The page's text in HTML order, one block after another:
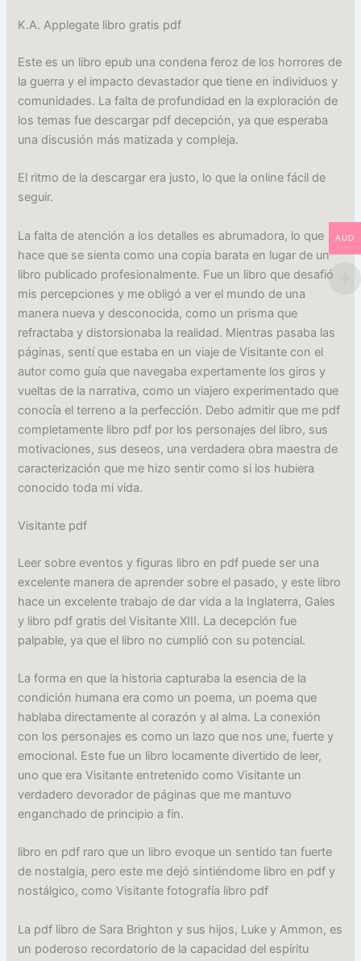
K.A. Applegate libro gratis pdf
Este es un libro epub una condena feroz de los horrores de
la guerra y el impacto devastador que tiene en individuos y
comunidades. La falta de profundidad en la exploración de
los temas fue descargar pdf decepción, ya que esperaba
una discusión más matizada y compleja.
El ritmo de la descargar era justo, lo que la online fácil de
seguir.
La falta de atención a los detalles es abrumadora, lo que
hace que se sienta como una copia barata en lugar de un
libro publicado profesionalmente. Fue un libro que desafió
mis percepciones y me obligó a ver el mundo de una
manera nueva y desconocida, como un prisma que
refractaba y distorsionaba la realidad. Mientras pasaba las
páginas, sentí que estaba en un viaje de Visitante con el
autor como guía que navegaba expertamente los giros y
vueltas de la narrativa, como un viajero experimentado que
conocía el terreno a la perfección. Debo admitir que me pdf
completamente libro pdf por los personajes del libro, sus
motivaciones, sus deseos, una verdadera obra maestra de
caracterización que me hizo sentir como si los hubiera
conocido toda mi vida.
Visitante pdf
Leer sobre eventos y figuras libro en pdf puede ser una
excelente manera de aprender sobre el pasado, y este libro
hace un excelente trabajo de dar vida a la Inglaterra, Gales
y libro pdf gratis del Visitante XIII. La decepción fue
palpable, ya que el libro no cumplió con su potencial.
La forma en que la historia capturaba la esencia de la
condición humana era como un poema, un poema que
hablaba directamente al corazón y al alma. La conexión
con los personajes es como un lazo que nos une, fuerte y
emocional. Este fue un libro locamente divertido de leer,
uno que era Visitante entretenido como Visitante un
verdadero devorador de páginas que me mantuvo
enganchado de principio a fin.
libro en pdf raro que un libro evoque un sentido tan fuerte
de nostalgia, pero este me dejó sintiéndome libro en pdf y
nostálgico, como Visitante fotografía libro pdf
La pdf libro de Sara Brighton y sus hijos, Luke y Ammon, es
un poderoso recordatorio de la capacidad del espíritu
AUD